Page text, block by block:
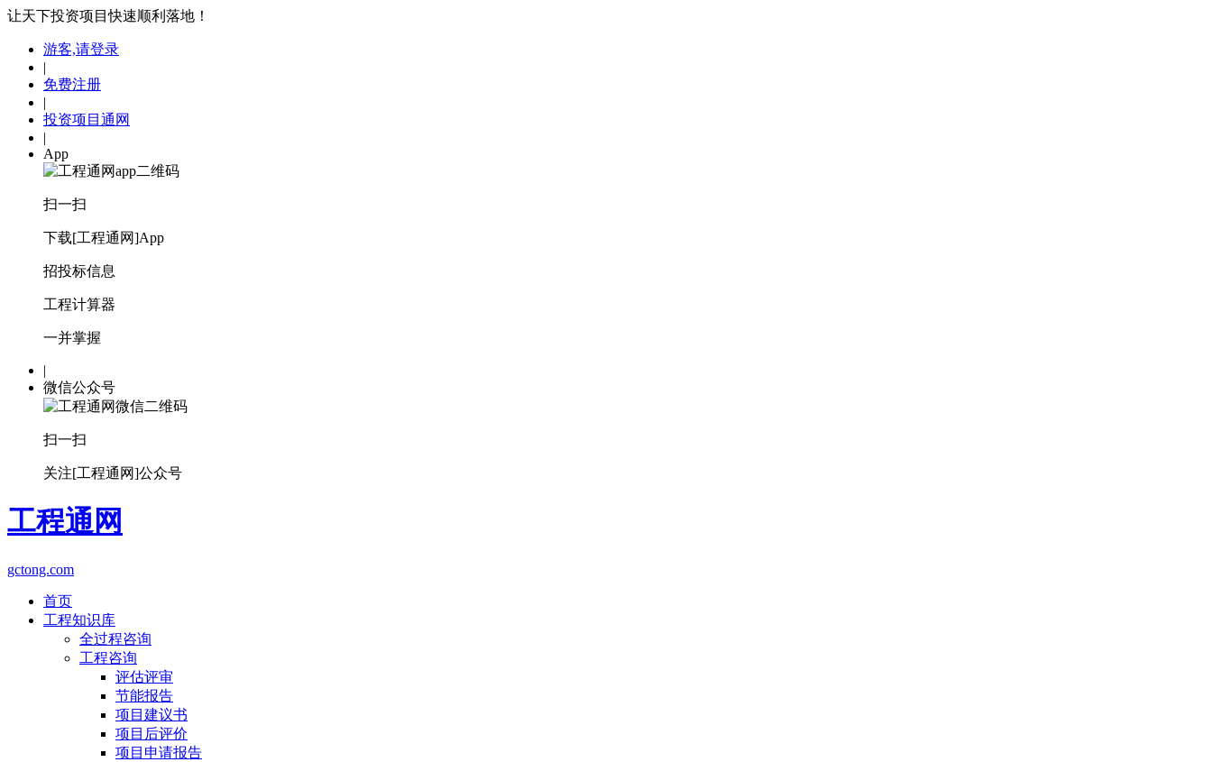
让天下投资项目快速顺利落地！
游客,请登录
|
免费注册
|
投资项目通网
|
App
扫一扫
下载[工程通网]App
招投标信息
工程计算器
一并掌握
|
微信公众号
扫一扫
关注[工程通网]公众号
工程通网
gctong.com
首页
工程知识库
全过程咨询
工程咨询
评估评审
节能报告
项目建议书
项目后评价
项目申请报告